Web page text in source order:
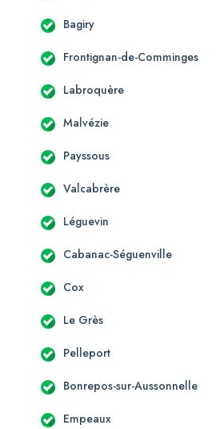
Bagiry
Frontignan-de-Comminges
Labroquère
Malvézie
Payssous
Valcabrère
Léguevin
Cabanac-Séguenville
Cox
Le Grès
Pelleport
Bonrepos-sur-Aussonnelle
Empeaux